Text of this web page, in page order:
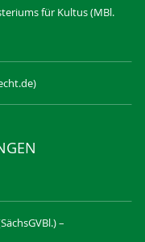
für Kultus (MBl.
–